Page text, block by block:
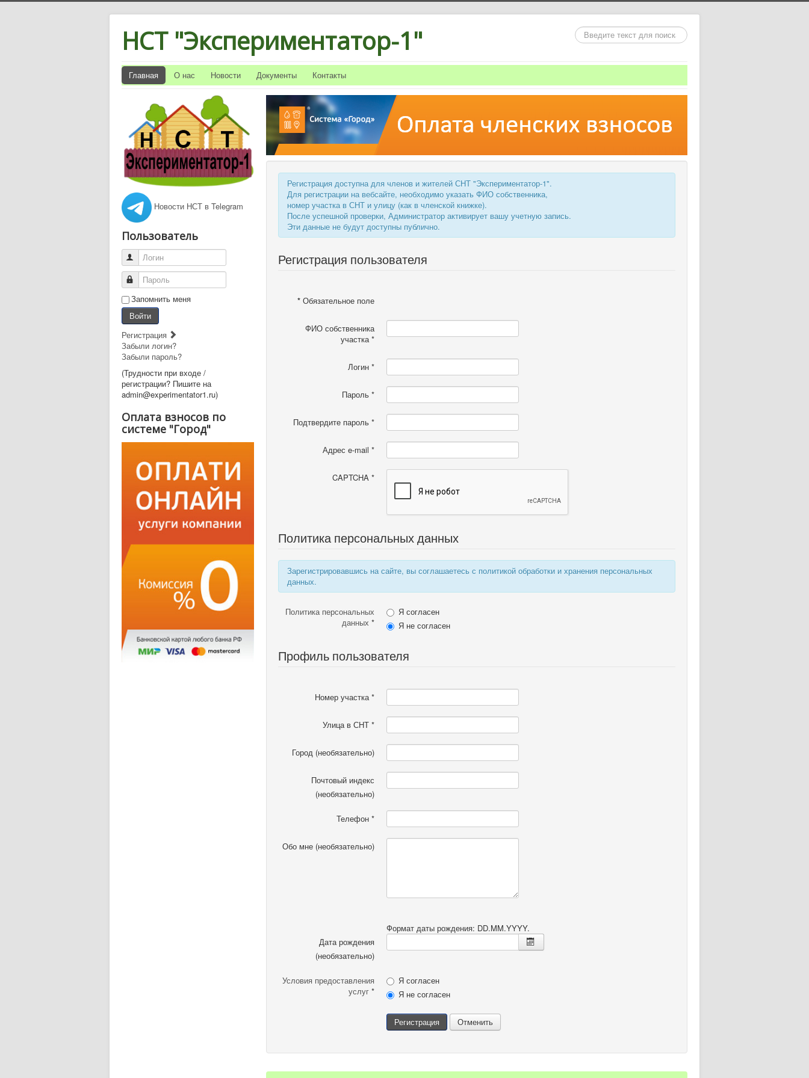
НСТ "Экспериментатор-1" Искать...
Главная О нас Новости Документы Контакты
Новости НСТ в Telegram
Пользователь
Логин
Пароль
Запомнить меня
Войти
Регистрация
Забыли логин?
Забыли пароль?
(Трудности при входе /
регистрации? Пишите на
admin@experimentator1.ru)
Оплата взносов по
системе "Город"
Регистрация доступна для членов и жителей СНТ "Экспериментатор-1".
Для регистрации на вебсайте, необходимо указать ФИО собственника,
номер участка в СНТ и улицу (как в членской книжке).
После успешной проверки, Администратор активирует вашу учетную запись.
Эти данные не будут доступны публично.
Регистрация пользователя
* Обязательное поле
ФИО собственника
участка*
Логин *
Пароль *
Подтвердите пароль *
Адрес e-mail *
CAPTCHA *
Политика персональных данных
Зарегистрировавшись на сайте, вы соглашаетесь с политикой обработки и хранения персональных
данных.
Политика персональных
данных *
Я согласен
Я не согласен
Профиль пользователя
Номер участка*
Улица в СНТ *
Город (необязательно)
Почтовый индекс
(необязательно)
Телефон *
Обо мне (необязательно)
Формат даты рождения: DD.MM.YYYY.
Дата рождения
(необязательно)
Условия предоставления
услуг *
Я согласен
Я не согласен
Регистрация Отменить